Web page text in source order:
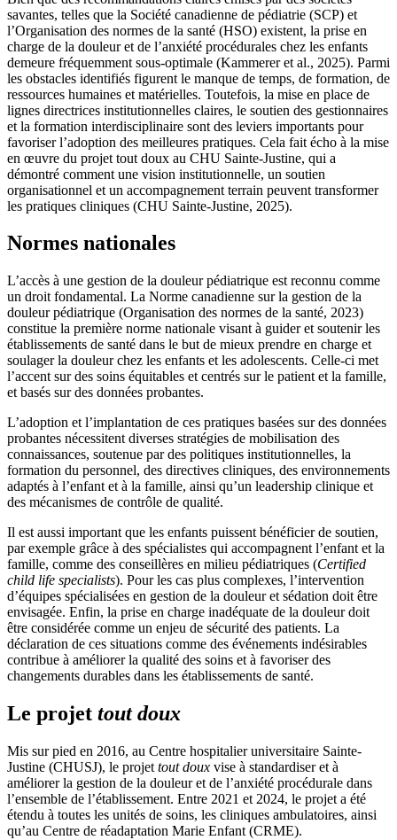
savantes, telles que la Société canadienne de pédiatrie (SCP) et
l’Organisation des normes de la santé (HSO) existent, la prise en
charge de la douleur et de l’anxiété procédurales chez les enfants
demeure fréquemment sous-optimale (Kammerer et al., 2025). Parmi
les obstacles identifiés figurent le manque de temps, de formation, de
ressources humaines et matérielles. Toutefois, la mise en place de
lignes directrices institutionnelles claires, le soutien des gestionnaires
et la formation interdisciplinaire sont des leviers importants pour
favoriser l’adoption des meilleures pratiques. Cela fait écho à la mise
en œuvre du projet tout doux au CHU Sainte‑Justine, qui a
démontré comment une vision institutionnelle, un soutien
organisationnel et un accompagnement terrain peuvent transformer
les pratiques cliniques (CHU Sainte-Justine, 2025).
Normes nationales
L’accès à une gestion de la douleur pédiatrique est reconnu comme
un droit fondamental. La Norme canadienne sur la gestion de la
douleur pédiatrique (Organisation des normes de la santé, 2023)
constitue la première norme nationale visant à guider et soutenir les
établissements de santé dans le but de mieux prendre en charge et
soulager la douleur chez les enfants et les adolescents. Celle-ci met
l’accent sur des soins équitables et centrés sur le patient et la famille,
et basés sur des données probantes.
L’adoption et l’implantation de ces pratiques basées sur des données
probantes nécessitent diverses stratégies de mobilisation des
connaissances, soutenue par des politiques institutionnelles, la
formation du personnel, des directives cliniques, des environnements
adaptés à l’enfant et à la famille, ainsi qu’un leadership clinique et
des mécanismes de contrôle de qualité.
Il est aussi important que les enfants puissent bénéficier de soutien,
par exemple grâce à des spécialistes qui accompagnent l’enfant et la
famille, comme des conseillères en milieu pédiatriques (Certified
child life specialists). Pour les cas plus complexes, l’intervention
d’équipes spécialisées en gestion de la douleur et sédation doit être
envisagée. Enfin, la prise en charge inadéquate de la douleur doit
être considérée comme un enjeu de sécurité des patients. La
déclaration de ces situations comme des événements indésirables
contribue à améliorer la qualité des soins et à favoriser des
changements durables dans les établissements de santé.
Le projet tout doux
Mis sur pied en 2016, au Centre hospitalier universitaire Sainte-
Justine (CHUSJ), le projet tout doux vise à standardiser et à
améliorer la gestion de la douleur et de l’anxiété procédurale dans
l’ensemble de l’établissement. Entre 2021 et 2024, le projet a été
étendu à toutes les unités de soins, les cliniques ambulatoires, ainsi
qu’au Centre de réadaptation Marie Enfant (CRME).